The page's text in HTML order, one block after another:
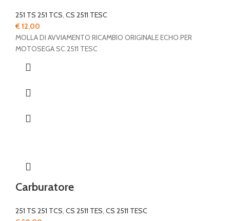
251 TS 251 TCS, CS 2511 TESC
€12,00
MOLLA DI AVVIAMENTO RICAMBIO ORIGINALE ECHO PER
MOTOSEGA SC 2511 TESC
Carburatore
251 TS 251 TCS, CS 2511 TES, CS 2511 TESC